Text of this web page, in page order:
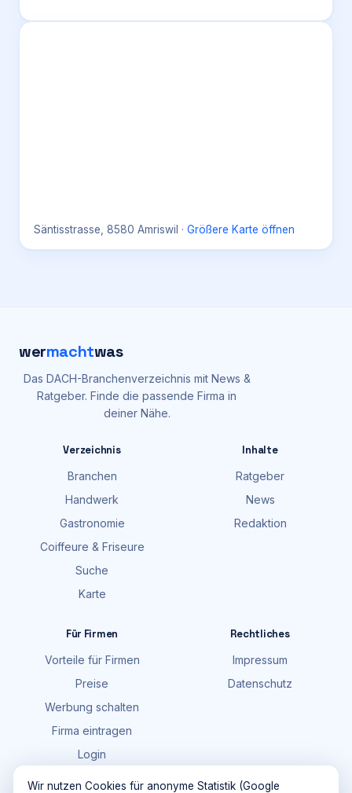
Säntisstrasse, 8580 Amriswil · Größere Karte öffnen
wermachtwas
Das DACH-Branchenverzeichnis mit News &
Ratgeber. Finde die passende Firma in
deiner Nähe.
Verzeichnis
Branchen
Handwerk
Gastronomie
Coiffeure & Friseure
Suche
Karte
Inhalte
Ratgeber
News
Redaktion
Für Firmen
Vorteile für Firmen
Preise
Werbung schalten
Firma eintragen
Login
Rechtliches
Impressum
Datenschutz
Wir nutzen Cookies für anonyme Statistik (Google